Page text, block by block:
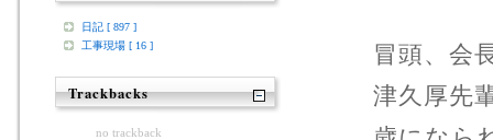
冒頭、会
津久厚先
日記 [ 897 ]
工事現場 [ 16 ]
Trackbacks
no trackback